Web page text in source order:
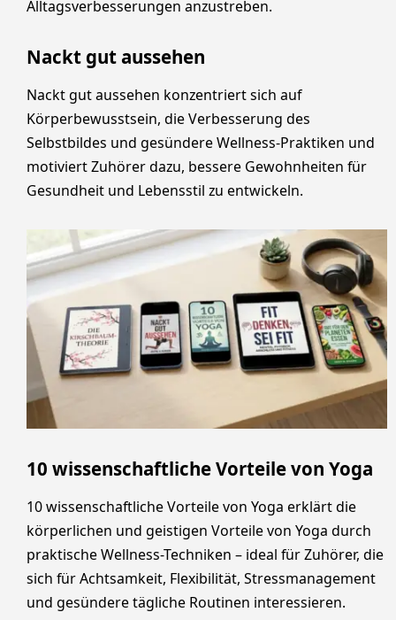
Alltagsverbesserungen anzustreben.
Nackt gut aussehen
Nackt gut aussehen konzentriert sich auf
Körperbewusstsein, die Verbesserung des
Selbstbildes und gesündere Wellness-Praktiken und
motiviert Zuhörer dazu, bessere Gewohnheiten für
Gesundheit und Lebensstil zu entwickeln.
10 wissenschaftliche Vorteile von Yoga
10 wissenschaftliche Vorteile von Yoga erklärt die
körperlichen und geistigen Vorteile von Yoga durch
praktische Wellness-Techniken – ideal für Zuhörer, die
sich für Achtsamkeit, Flexibilität, Stressmanagement
und gesündere tägliche Routinen interessieren.